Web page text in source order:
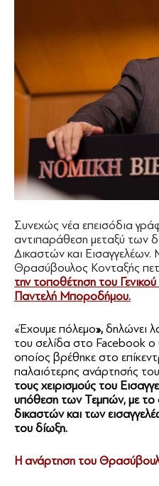
Συνεχώς νέα επεισόδια
αντιπαράθεση μεταξύ των
Δικαστών και
Θρασύβουλος Κονταξής
την τοποθέτηση του
Παντελή Μποροδήμου.
«Έχουμε πόλεμο», δηλώνει
του σελίδα στο Facebook
οποίος βρέθηκε στο
παλαιότερης ανάρτησής
τους χειρισμούς του
υπόθεση των Τεμπών, με το
δικαστών και των
του δίωξη.
Η ανάρτηση του